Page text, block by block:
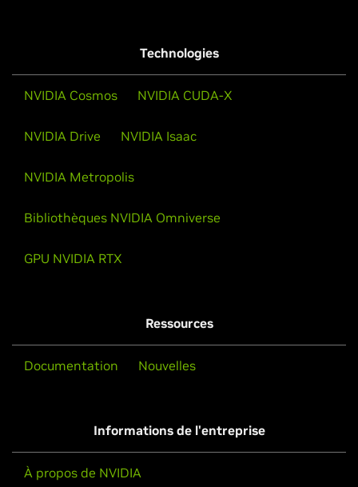
Technologies
NVIDIA Cosmos NVIDIA CUDA-X
NVIDIA Drive NVIDIA Isaac
NVIDIA Metropolis
Bibliothèques NVIDIA Omniverse
GPU NVIDIA RTX
Ressources
Documentation Nouvelles
Informations de l'entreprise
À propos de NVIDIA